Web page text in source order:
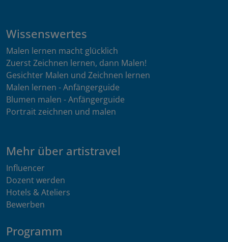
Wissenswertes
Malen lernen macht glücklich
Zuerst Zeichnen lernen, dann Malen!
Gesichter Malen und Zeichnen lernen
Malen lernen - Anfängerguide
Blumen malen - Anfängerguide
Portrait zeichnen und malen
Mehr über artistravel
Influencer
Dozent werden
Hotels & Ateliers
Bewerben
Programm